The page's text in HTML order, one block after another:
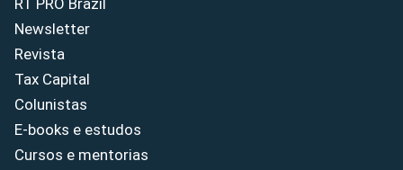
RT PRO Brazil
Newsletter
Revista
Tax Capital
Colunistas
E-books e estudos
Cursos e mentorias